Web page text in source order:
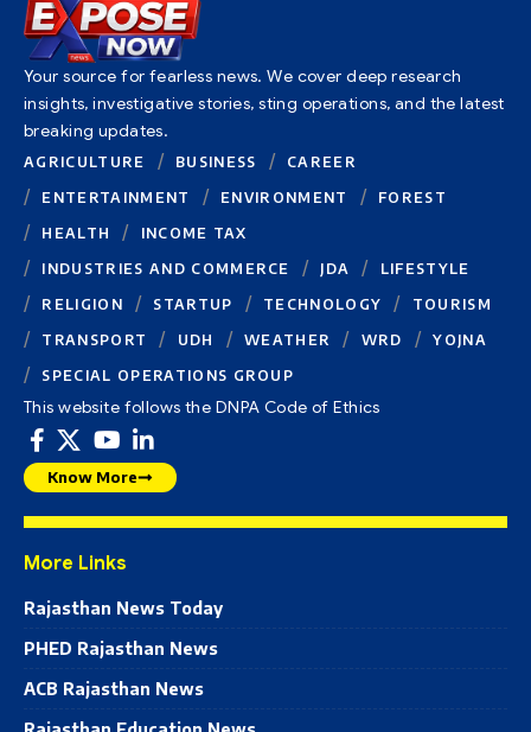
Your source for fearless news. We cover deep research
insights, investigative stories, sting operations, and the latest
breaking updates.
AGRICULTURE BUSINESS
CAREER
ENTERTAINMENT
ENVIRONMENT
FOREST
HEALTH
INCOME TAX
INDUSTRIES AND COMMERCE
JDA
LIFESTYLE
RELIGION
STARTUP TECHNOLOGY
TOURISM
TRANSPORT
UDH WEATHER WRD
YOJNA
SPECIAL OPERATIONS GROUP
This website follows the DNPA Code of Ethics
Know More
More Links
Rajasthan News Today
PHED Rajasthan News
ACB Rajasthan News